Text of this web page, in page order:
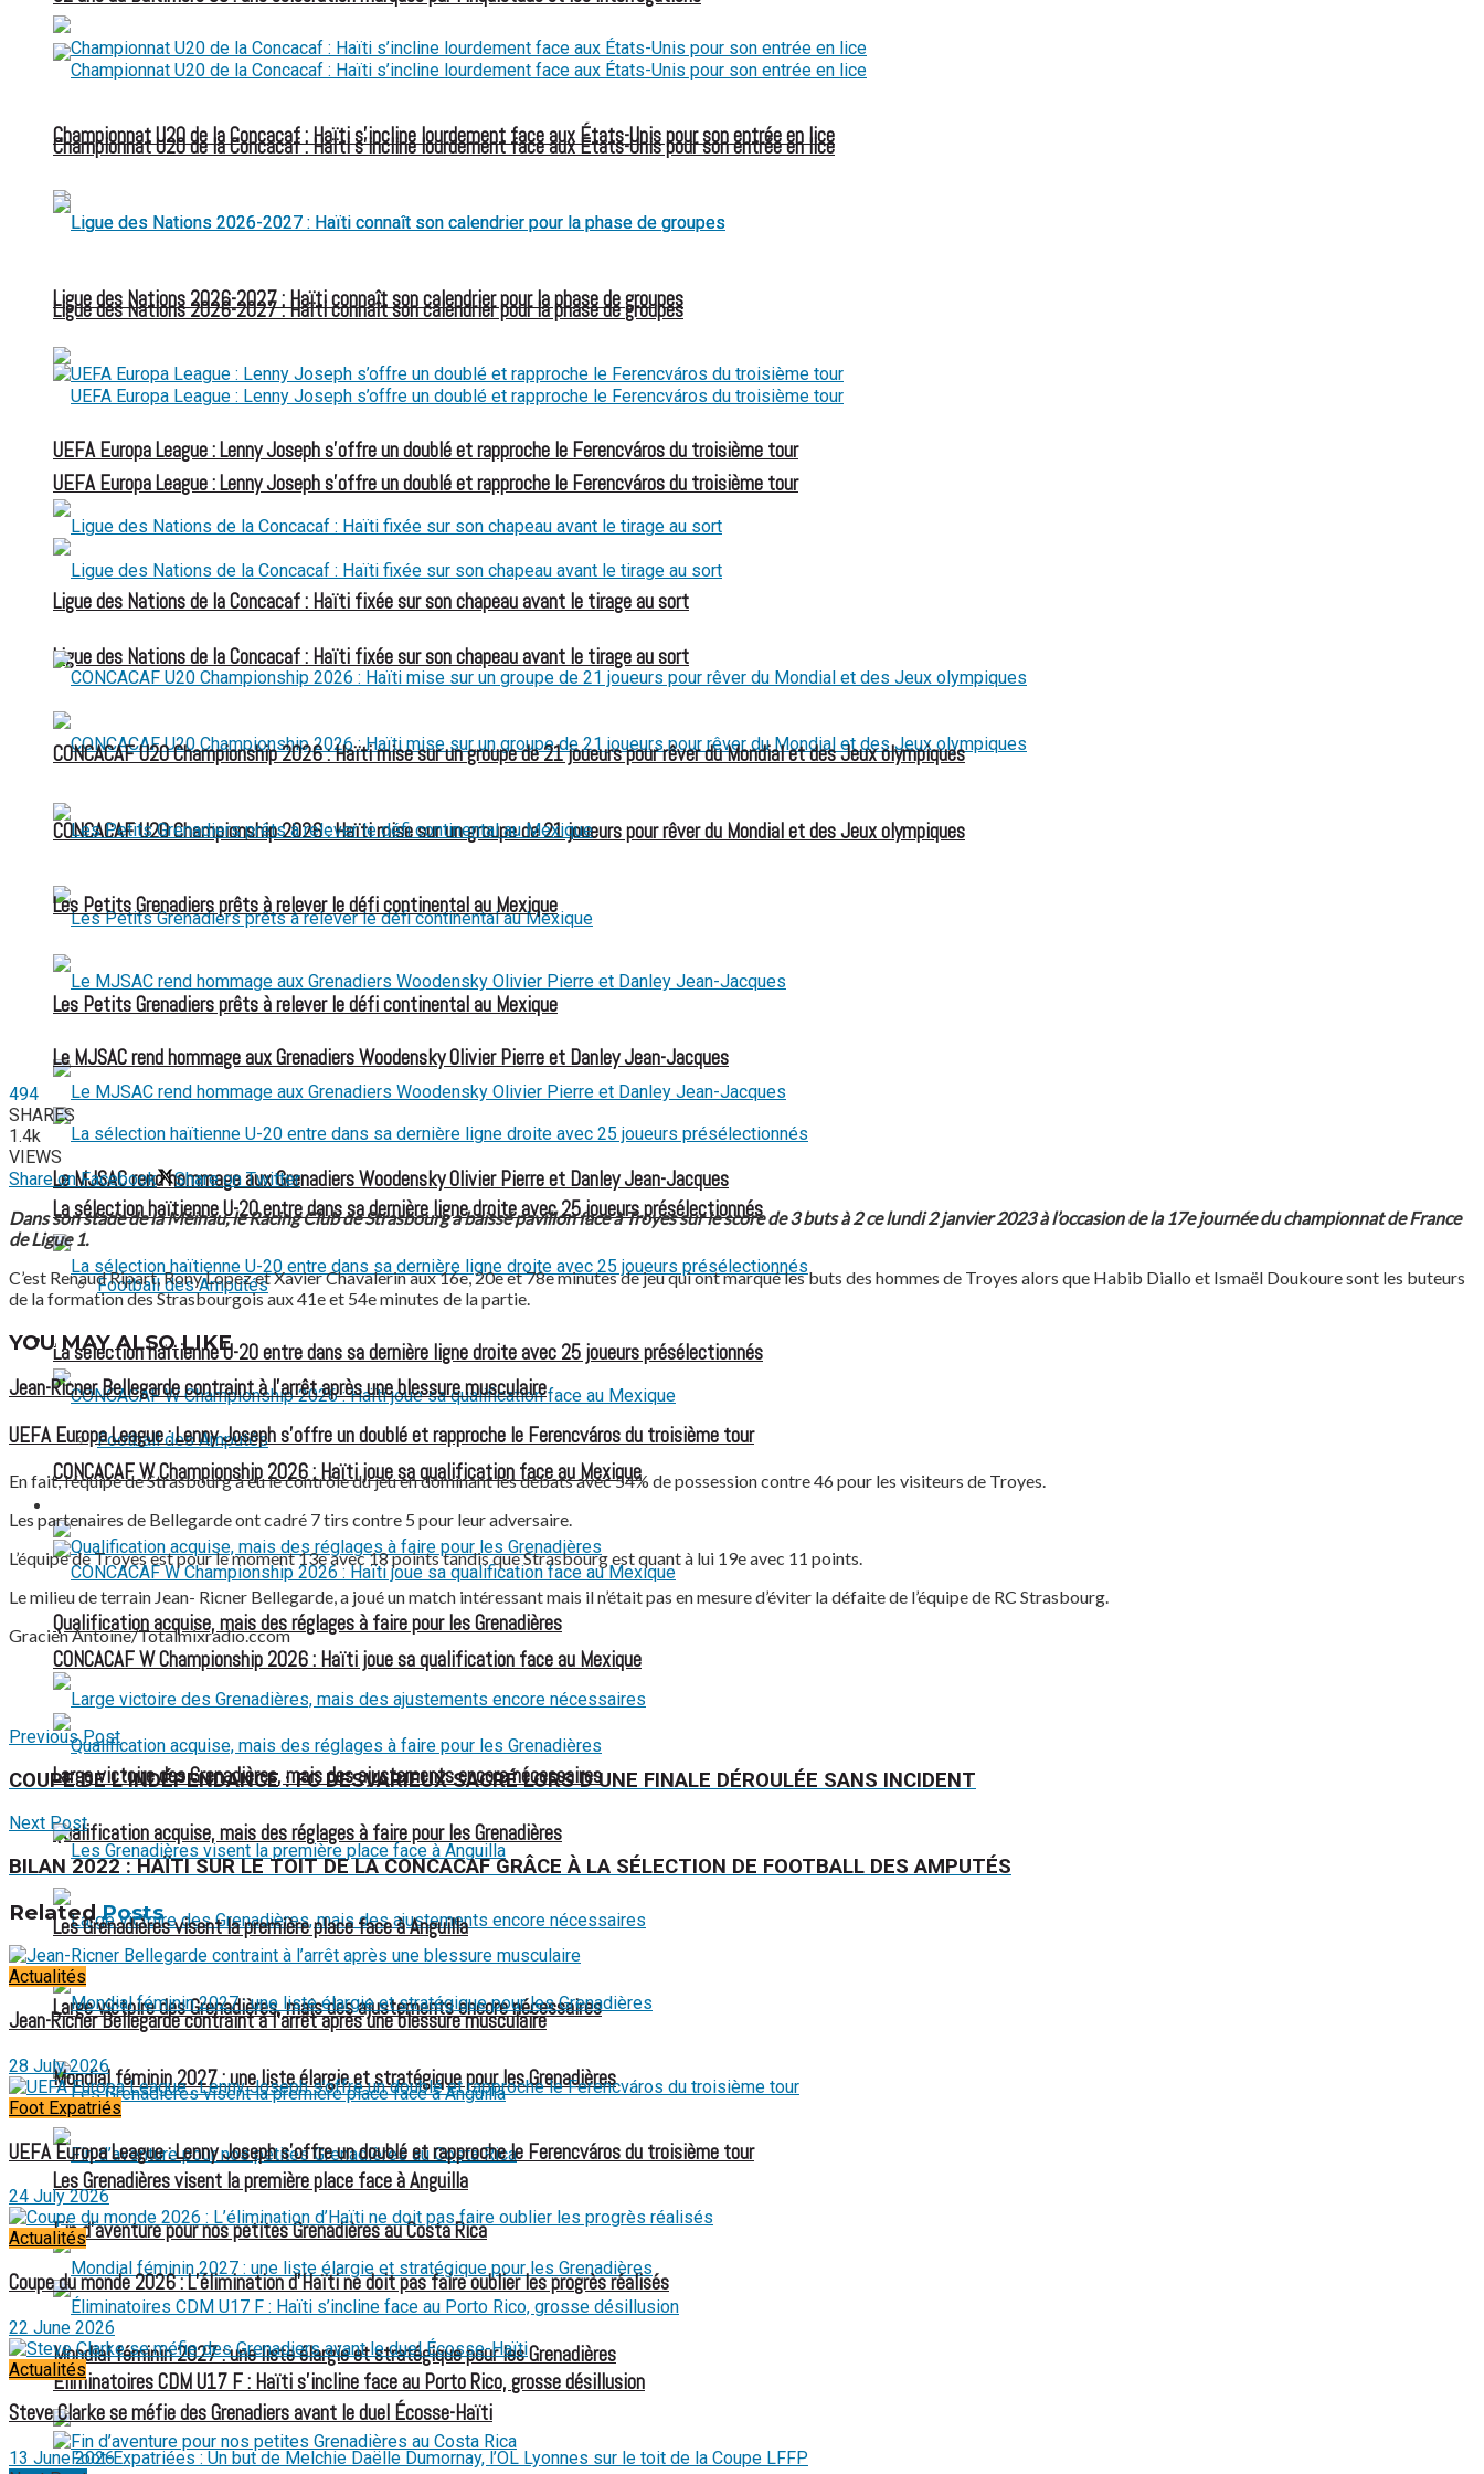
Championnat U20 de la Concacaf : Haïti s’incline lourdement face aux États-Unis pour son entrée en lice
Ligue des Nations 2026-2027 : Haïti connaît son calendrier pour la phase de groupes
UEFA Europa League : Lenny Joseph s’offre un doublé et rapproche le Ferencváros du troisième tour
Ligue des Nations de la Concacaf : Haïti fixée sur son chapeau avant le tirage au sort
CONCACAF U20 Championship 2026 : Haïti mise sur un groupe de 21 joueurs pour rêver du Mondial et des Jeux olympiques
Les Petits Grenadiers prêts à relever le défi continental au Mexique
Le MJSAC rend hommage aux Grenadiers Woodensky Olivier Pierre et Danley Jean-Jacques
La sélection haïtienne U-20 entre dans sa dernière ligne droite avec 25 joueurs présélectionnés
Football des Amputés
CONCACAF W Championship 2026 : Haïti joue sa qualification face au Mexique
Qualification acquise, mais des réglages à faire pour les Grenadières
Large victoire des Grenadières, mais des ajustements encore nécessaires
Les Grenadières visent la première place face à Anguilla
Mondial féminin 2027 : une liste élargie et stratégique pour les Grenadières
Championnat U20 de la Concacaf : Haïti s’incline lourdement face aux États-Unis pour son entrée en lice
Ligue des Nations 2026-2027 : Haïti connaît son calendrier pour la phase de groupes
UEFA Europa League : Lenny Joseph s’offre un doublé et rapproche le Ferencváros du troisième tour
Ligue des Nations de la Concacaf : Haïti fixée sur son chapeau avant le tirage au sort
CONCACAF U20 Championship 2026 : Haïti mise sur un groupe de 21 joueurs pour rêver du Mondial et des Jeux olympiques
Les Petits Grenadiers prêts à relever le défi continental au Mexique
Le MJSAC rend hommage aux Grenadiers Woodensky Olivier Pierre et Danley Jean-Jacques
La sélection haïtienne U-20 entre dans sa dernière ligne droite avec 25 joueurs présélectionnés
Football des Amputés
FOOTBALL FÉMININ
CONCACAF W Championship 2026 : Haïti joue sa qualification face au Mexique
Qualification acquise, mais des réglages à faire pour les Grenadières
Large victoire des Grenadières, mais des ajustements encore nécessaires
Les Grenadières visent la première place face à Anguilla
Mondial féminin 2027 : une liste élargie et stratégique pour les Grenadières
Fin d’aventure pour nos petites Grenadières au Costa Rica
Éliminatoires CDM U17 F : Haïti s’incline face au Porto Rico, grosse désillusion
494
SHARES
1.4k
VIEWS
Share on Facebook
Share on Twitter
Dans son stade de la Meinau, le Racing Club de Strasbourg a baissé pavillon face à Troyes sur le score de 3 buts à 2 ce lundi 2 janvier 2023 à l’occasion de la 17e journée du championnat de France
de Ligue 1.
C’est Renaud Ripart, Rony Lopez et Xavier Chavalerin aux 16e, 20e et 78e minutes de jeu qui ont marqué les buts des hommes de Troyes alors que Habib Diallo et Ismaël Doukoure sont les buteurs
de la formation des Strasbourgois aux 41e et 54e minutes de la partie.
YOU MAY ALSO LIKE
Jean-Ricner Bellegarde contraint à l’arrêt après une blessure musculaire
UEFA Europa League : Lenny Joseph s’offre un doublé et rapproche le Ferencváros du troisième tour
En fait, l’équipe de Strasbourg a eu le contrôle du jeu en dominant les débats avec 54% de possession contre 46 pour les visiteurs de Troyes.
Les partenaires de Bellegarde ont cadré 7 tirs contre 5 pour leur adversaire.
L’équipe de Troyes est pour le moment 13e avec 18 points tandis que Strasbourg est quant à lui 19e avec 11 points.
Le milieu de terrain Jean- Ricner Bellegarde, a joué un match intéressant mais il n’était pas en mesure d’éviter la défaite de l’équipe de RC Strasbourg.
Gracien Antoine/Totalmixradio.ccom
Previous Post
COUPE DE L’INDÉPENDANCE : FC DESVARIEUX SACRÉ LORS D’UNE FINALE DÉROULÉE SANS INCIDENT
Next Post
BILAN 2022 : HAÏTI SUR LE TOIT DE LA CONCACAF GRÂCE À LA SÉLECTION DE FOOTBALL DES AMPUTÉS
RelatedPosts
Actualités
Jean-Ricner Bellegarde contraint à l’arrêt après une blessure musculaire
28 July 2026
Foot Expatriés
UEFA Europa League : Lenny Joseph s’offre un doublé et rapproche le Ferencváros du troisième tour
24 July 2026
Actualités
Coupe du monde 2026 : L’élimination d’Haïti ne doit pas faire oublier les progrès réalisés
22 June 2026
Actualités
Steve Clarke se méfie des Grenadiers avant le duel Écosse-Haïti
13 June 2026